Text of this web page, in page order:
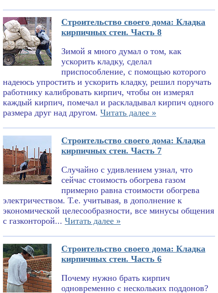
Строительство своего дома: Кладка
кирпичных стен. Часть 8
Зимой я много думал о том, как
ускорить кладку, сделал
приспособление, с помощью которого
надеюсь упростить и ускорить кладку, решил поручать
работнику калибровать кирпич, чтобы он измерял
каждый кирпич, помечал и раскладывал кирпич одного
размера друг над другом. Читать далее »
Строительство своего дома: Кладка
кирпичных стен. Часть 7
Случайно с удивлением узнал, что
сейчас стоимость обогрева газом
примерно равна стоимости обогрева
электричеством. Т.е. учитывая, в дополнение к
экономической целесообразности, все минусы общения
с газконторой... Читать далее »
Строительство своего дома: Кладка
кирпичных стен. Часть 6
Почему нужно брать кирпич
одновременно с нескольких поддонов?